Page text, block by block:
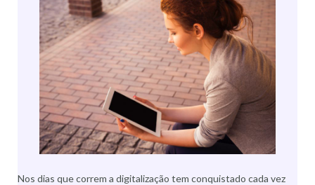
Nos dias que correm a digitalização tem conquistado cada vez